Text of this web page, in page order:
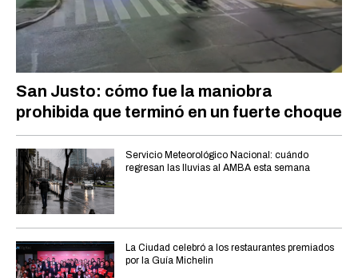
San Justo: cómo fue la maniobra
prohibida que terminó en un fuerte choque
Servicio Meteorológico Nacional: cuándo
regresan las lluvias al AMBA esta semana
La Ciudad celebró a los restaurantes premiados
por la Guía Michelin